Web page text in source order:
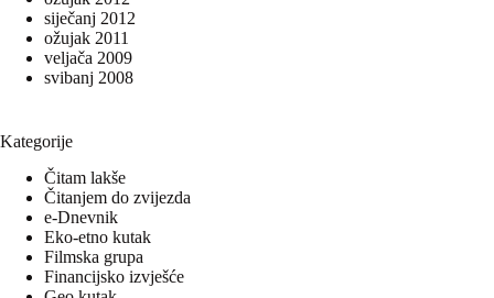
siječanj 2012
ožujak 2011
veljača 2009
svibanj 2008
Kategorije
Čitam lakše
Čitanjem do zvijezda
e-Dnevnik
Eko-etno kutak
Filmska grupa
Financijsko izvješće